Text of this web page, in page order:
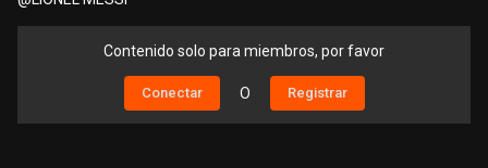
Contenido solo para miembros, por favor
Conectar O Registrar